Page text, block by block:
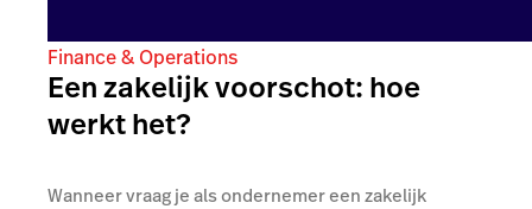
Finance & Operations
Een zakelijk voorschot: hoe
werkt het?
Wanneer vraag je als ondernemer een zakelijk